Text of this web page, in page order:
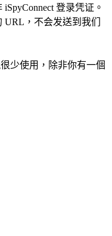
登录凭证。
，不会发送到我们
少使用，除非你有一個